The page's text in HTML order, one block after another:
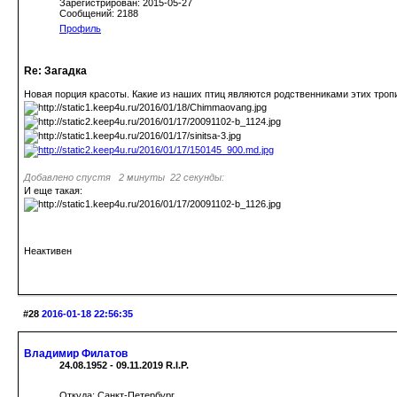
Зарегистрирован: 2015-05-27
Сообщений: 2188
Профиль
Re: Загадка
Новая порция красоты. Какие из наших птиц являются родственниками этих
Добавлено спустя 2 минуты 22 секунды:
И еще такая:
Неактивен
#28 2016-01-18 22:56:35
Владимир Филатов
24.08.1952 - 09.11.2019 R.I.P.
Откуда: Санкт-Петербург